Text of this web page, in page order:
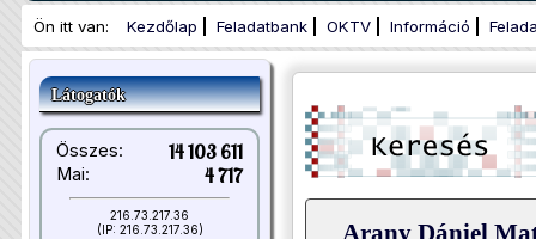
Ön itt van: Kezdőlap Feladatbank OKTV Információ
Látogatók
Összes: 14 103 611
Mai: 4 717
216.73.217.36
(IP: 216.73.217.36)
Arany Dániel